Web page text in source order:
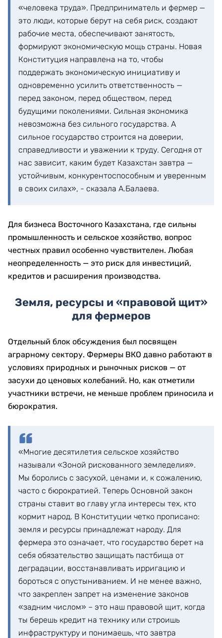
«человека труда». Предприниматель и фермер —
это люди, которые берут на себя риск, создают
рабочие места, обеспечивают занятость,
формируют экономическую мощь страны. Новая
Конституция направлена на то, чтобы
поддержать экономическую инициативу и
одновременно усилить ответственность —
перед законом, перед обществом, перед
будущими поколениями. Сильная экономика
невозможна без сильного государства. А
сильное государство строится на доверии,
справедливости и уважении к труду. Сегодня от
нас зависит, каким будет Казахстан завтра —
устойчивым, конкурентоспособным и уверенным
в своих силах», - сказала А.Балаева.
Для бизнеса Восточного Казахстана, где сильны
промышленность и сельское хозяйство, вопрос
честных правил особенно чувствителен. Любая
неопределенность — это риск для инвестиций,
кредитов и расширения производства.
Земля, ресурсы и «правовой щит»
для фермеров
Отдельный блок обсуждения был посвящен
аграрному сектору. Фермеры ВКО давно работают в
условиях природных и рыночных рисков — от
засухи до ценовых колебаний. Но, как отметили
участники встречи, не меньше проблем приносила и
бюрократия.
«Многие десятилетия сельское хозяйство
называли «Зоной рискованного земледелия».
Мы боролись с засухой, ценами и, к сожалению,
часто с бюрократией. Теперь Основной закон
страны ставит во главу угла интересы тех, кто
кормит народ. В Конституции четко прописано:
земля и ресурсы принадлежат народу. Для
фермера это означает, что государство берет на
себя обязательство защищать пастбища от
деградации, восстанавливать ирригацию и
бороться с опустыниванием. И не менее важно,
что закреплен запрет на изменение законов
«задним числом» – это наш правовой щит, когда
ты берешь кредит на технику или строишь
инфраструктуру и понимаешь, что завтра